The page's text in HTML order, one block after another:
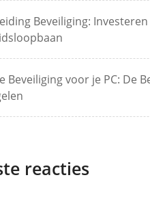
Beveiliging: Investeren
Beveiliging voor je PC: De
reacties